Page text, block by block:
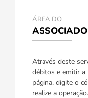
ÁREA DO
ASSOCIADO
Através deste
débitos e emitir a
página, digite o
realize a operação.